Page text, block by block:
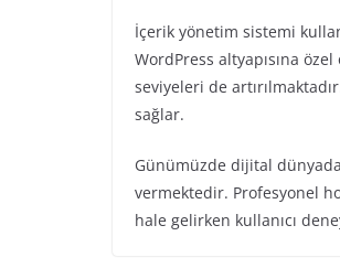
İçerik yönetim sistemi
WordPress altyapısına
seviyeleri de
sağlar.
Günümüzde dijital
vermektedir. Profesyonel
hale gelirken kullanıcı